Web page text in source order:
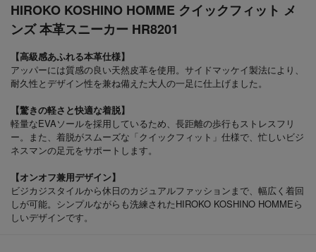
HIROKO KOSHINO HOMME クイックフィット メ
ンズ 本革スニーカー HR8201
【高級感あふれる本革仕様】
アッパーには質感の良い天然皮革を使用。サイドマッケイ製法により、
耐久性とデザイン性を兼ね備えた大人の一足に仕上げました。
【驚きの軽さと快適な着脱】
軽量なEVAソールを採用しているため、長距離の歩行もストレスフリ
ー。また、着脱がスムーズな「クイックフィット」仕様で、忙しいビジ
ネスマンの足元をサポートします。
【オンオフ兼用デザイン】
ビジカジスタイルから休日のカジュアルファッションまで、幅広く着回
しが可能。シンプルながらも洗練されたHIROKO KOSHINO HOMMEら
しいデザインです。